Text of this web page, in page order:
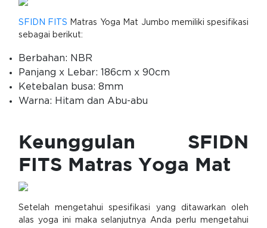
SFIDN FITS Matras Yoga Mat Jumbo memiliki spesifikasi
sebagai berikut:
Berbahan: NBR
Panjang x Lebar: 186cm x 90cm
Ketebalan busa: 8mm
Warna: Hitam dan Abu-abu
Keunggulan SFIDN
FITS Matras Yoga Mat
Setelah mengetahui spesifikasi yang ditawarkan oleh
alas yoga ini maka selanjutnya Anda perlu mengetahui